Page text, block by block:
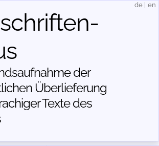
der
Über­lieferung
Texte des
de en